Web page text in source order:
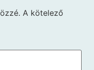
A kötelező